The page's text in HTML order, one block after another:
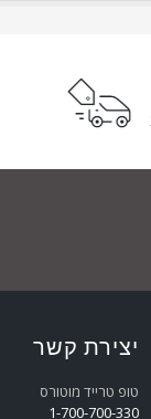
יצירת קשר
טופ טרייד מוטורס
1-700-700-330